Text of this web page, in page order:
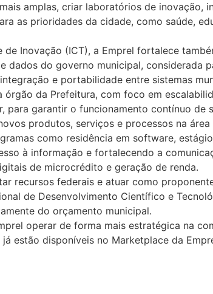
amplas, criar laboratórios de inovação,
as prioridades da cidade, como saúde,
Inovação (ICT), a Emprel fortalece
dados do governo municipal, considerada
e portabilidade entre sistemas
da Prefeitura, com foco em
garantir o funcionamento contínuo de
produtos, serviços e processos na
como residência em software,
à informação e fortalecendo a
de microcrédito e geração de renda.
recursos federais e atuar como
de Desenvolvimento Científico e
do orçamento municipal.
operar de forma mais estratégica na
estão disponíveis no Marketplace da